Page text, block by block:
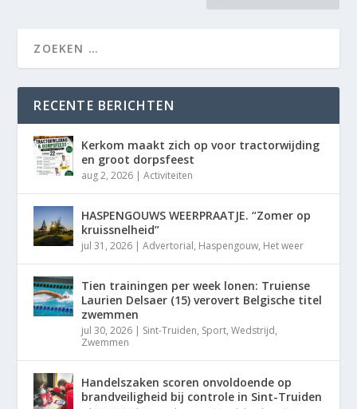
RECENTE BERICHTEN
Kerkom maakt zich op voor tractorwijding
en groot dorpsfeest
aug 2, 2026 |Activiteiten
HASPENGOUWS WEERPRAATJE. “Zomer op
kruissnelheid”
jul 31, 2026 |Advertorial, Haspengouw, Het weer
Tien trainingen per week lonen: Truiense
Laurien Delsaer (15) verovert Belgische titel
zwemmen
jul 30, 2026 | Sint-Truiden, Sport,Wedstrijd,
Zwemmen
Handelszaken scoren onvoldoende op
brandveiligheid bij controle in Sint-Truiden